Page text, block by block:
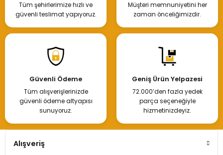
Tüm şehirlerimize hızlı ve
güvenli teslimat yapıyoruz.
Müşteri memnuniyetini her
zaman önceliğimizdir.
Güvenli Ödeme
Tüm alışverişlerinizde
güvenli ödeme altyapısı
sunuyoruz.
Geniş Ürün Yelpazesi
72.000’den fazla yedek
parça seçeneğiyle
hizmetinizdeyiz.
Alışveriş